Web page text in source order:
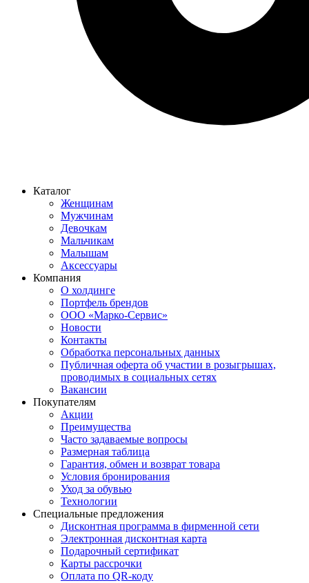
Каталог
Женщинам
Мужчинам
Девочкам
Мальчикам
Малышам
Аксессуары
Компания
О холдинге
Портфель брендов
ООО «Марко-Сервис»
Новости
Контакты
Обработка персональных данных
Публичная оферта об участии в розыгрышах,
проводимых в социальных сетях
Вакансии
Покупателям
Акции
Преимущества
Часто задаваемые вопросы
Размерная таблица
Гарантия, обмен и возврат товара
Условия бронирования
Уход за обувью
Технологии
Специальные предложения
Дисконтная программа в фирменной сети
Электронная дисконтная карта
Подарочный сертификат
Карты рассрочки
Оплата по QR-коду